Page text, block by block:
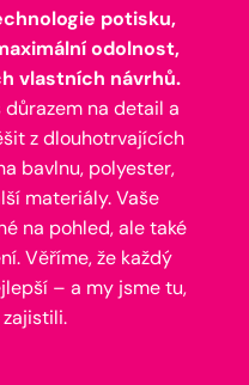
potisku,
odolnost,
vlastních návrhů.
na detail a
z dlouhotrvajících
bavlnu, polyester,
materiály. Vaše
na pohled, ale také
Věříme, že každý
– a my jsme tu,